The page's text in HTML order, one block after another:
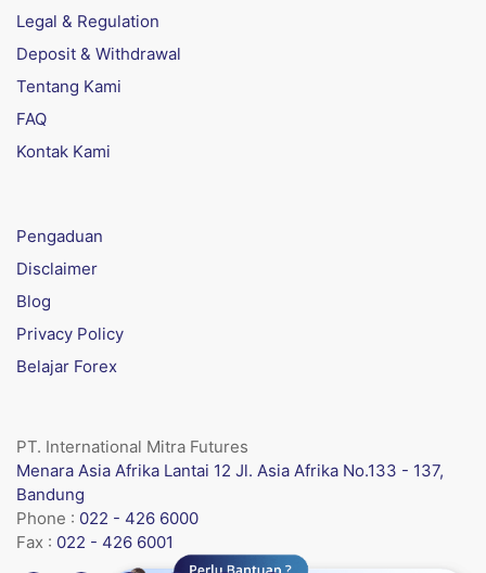
Legal & Regulation
Deposit & Withdrawal
Tentang Kami
FAQ
Kontak Kami
Pengaduan
Disclaimer
Blog
Privacy Policy
Belajar Forex
PT. International Mitra Futures
Menara Asia Afrika Lantai 12 Jl. Asia Afrika No.133 - 137,
Bandung
Phone : 022 - 426 6000
Fax : 022 - 426 6001